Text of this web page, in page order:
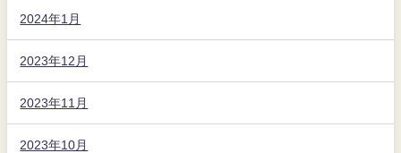
2024年1月
2023年12月
2023年11月
2023年10月